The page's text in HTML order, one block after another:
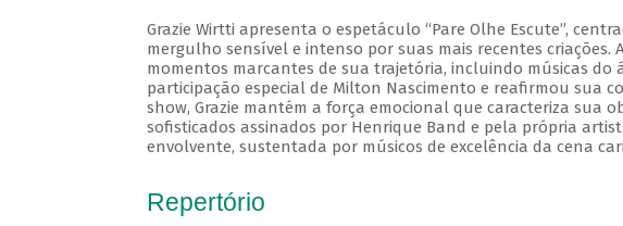
Grazie Wirtti apresenta o espetáculo “Pare Olhe Escute”,
mergulho sensível e intenso por suas mais recentes criações.
momentos marcantes de sua trajetória, incluindo músicas
participação especial de Milton Nascimento e reafirmou sua
show, Grazie mantém a força emocional que caracteriza sua
sofisticados assinados por Henrique Band e pela própria
envolvente, sustentada por músicos de excelência da cena
Repertório